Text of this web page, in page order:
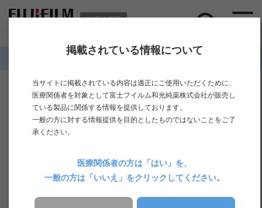
臨床検査薬
テオフィリン
項目名称
掲載されている情報について
当サイトに掲載されている内容は適正にご使用いただくために、
医療関係者を対象として富士フイルム和光純薬株式会社が販売し
ている製品に関係する情報を提供しております。
一般の方に対する情報提供を目的としたものではないことをご了
承ください。
医療関係者の方は「はい」を、
一般の方は「いいえ」をクリックしてください。